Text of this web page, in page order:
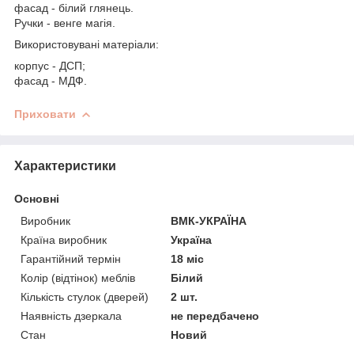
фасад - білий глянець.
Ручки - венге магія.
Використовувані матеріали:
корпус - ДСП;
фасад - МДФ.
Приховати
Характеристики
Основні
Виробник
ВМК-УКРАЇНА
Країна виробник
Україна
Гарантійний термін
18 міс
Колір (відтінок) меблів
Білий
Кількість стулок (дверей)
2 шт.
Наявність дзеркала
не передбачено
Стан
Новий